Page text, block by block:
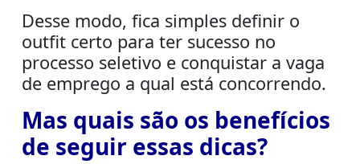
Desse modo, fica simples definir o
outfit certo para ter sucesso no
processo seletivo e conquistar a vaga
de emprego a qual está concorrendo.
Mas quais são os benefícios
de seguir essas dicas?